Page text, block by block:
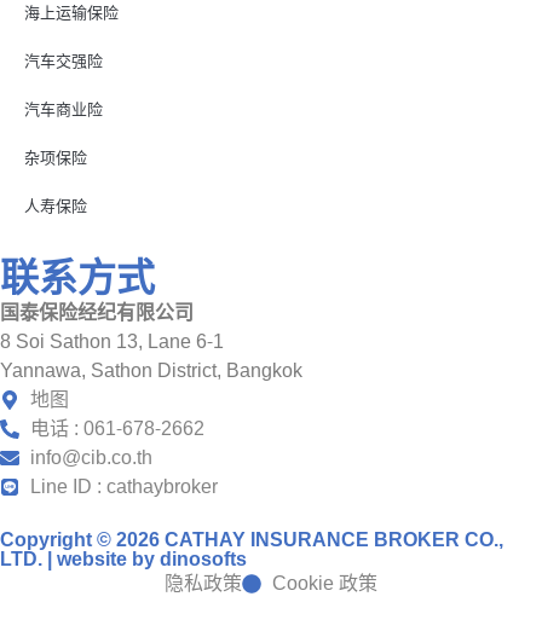
海上运输保险
汽车交强险
汽车商业险
杂项保险
人寿保险
联系方式
国泰保险经纪有限公司
8 Soi Sathon 13, Lane 6-1
Yannawa, Sathon District, Bangkok
地图
电话 : 061-678-2662
info@cib.co.th
Line ID : cathaybroker
Copyright © 2026 CATHAY INSURANCE BROKER CO.,
LTD. | website bydinosofts
隐私政策
Cookie 政策